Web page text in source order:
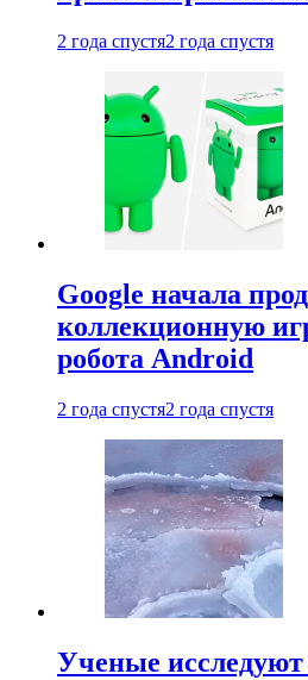
2 года спустя2 года спустя
Google начала
коллекционную
робота Android
2 года спустя2 года спустя
Ученые